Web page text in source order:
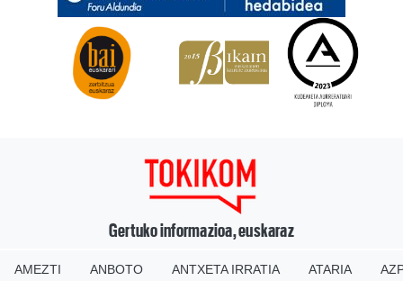
Gertuko informazioa, euskaraz
AMEZTI ANBOTO ANTXETA IRRATIA ATARIA